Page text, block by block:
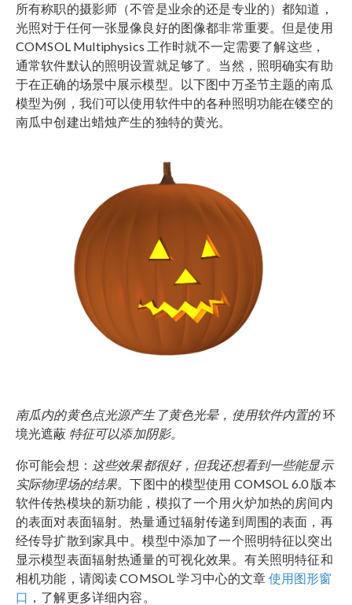
所有称职的摄影师（不管是业余的还是专业的）都知道，
光照对于任何一张显像良好的图像都非常重要。但是使用
COMSOL Multiphysics 工作时就不一定需要了解这些，
通常软件默认的照明设置就足够了。当然，照明确实有助
于在正确的场景中展示模型。以下图中万圣节主题的南瓜
模型为例，我们可以使用软件中的各种照明功能在镂空的
南瓜中创建出蜡烛产生的独特的黄光。
南瓜内的黄色点光源产生了黄色光晕，使用软件内置的环
境光遮蔽 特征可以添加阴影。
你可能会想： 这些效果都很好，但我还想看到一些能显示
实际物理场的结果。下图中的模型使用 COMSOL 6.0 版本
软件传热模块的新功能，模拟了一个用火炉加热的房间内
的表面对表面辐射。热量通过辐射传递到周围的表面，再
经传导扩散到家具中。模型中添加了一个照明特征以突出
显示模型表面辐射热通量的可视化效果。有关照明特征和
相机功能，请阅读 COMSOL 学习中心的文章 使用图形窗
口 ，了解更多详细内容。